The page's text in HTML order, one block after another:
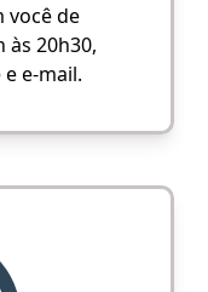
você de
às 20h30,
e-mail.